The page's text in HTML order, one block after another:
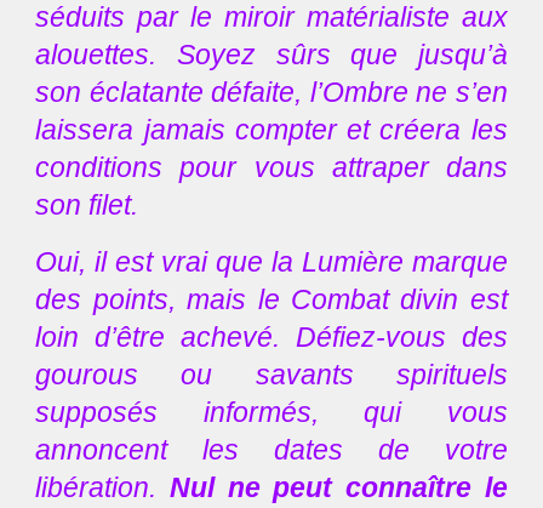
séduits par le miroir matérialiste aux
alouettes. Soyez sûrs que jusqu’à
son éclatante défaite, l’Ombre ne s’en
laissera jamais compter et créera les
conditions pour vous attraper dans
son filet.
Oui, il est vrai que la Lumière marque
des points, mais le Combat divin est
loin d’être achevé. Défiez-vous des
gourous ou savants spirituels
supposés informés, qui vous
annoncent les dates de votre
libération.Nul ne peut connaître le